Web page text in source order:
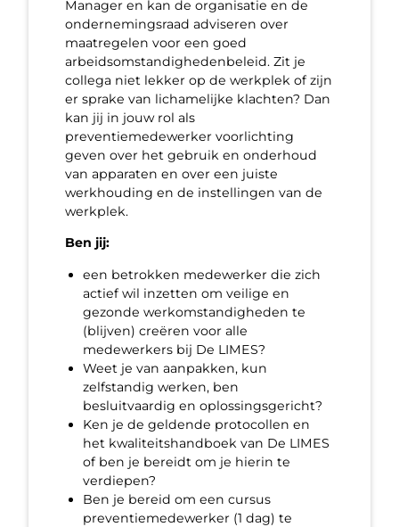
Manager en kan de organisatie en de
ondernemingsraad adviseren over
maatregelen voor een goed
arbeidsomstandighedenbeleid. Zit je
collega niet lekker op de werkplek of zijn
er sprake van lichamelijke klachten? Dan
kan jij in jouw rol als
preventiemedewerker voorlichting
geven over het gebruik en onderhoud
van apparaten en over een juiste
werkhouding en de instellingen van de
werkplek.
Ben jij:
een betrokken medewerker die zich
actief wil inzetten om veilige en
gezonde werkomstandigheden te
(blijven) creëren voor alle
medewerkers bij De LIMES?
Weet je van aanpakken, kun
zelfstandig werken, ben
besluitvaardig en oplossingsgericht?
Ken je de geldende protocollen en
het kwaliteitshandboek van De LIMES
of ben je bereidt om je hierin te
verdiepen?
Ben je bereid om een cursus
preventiemedewerker (1 dag) te